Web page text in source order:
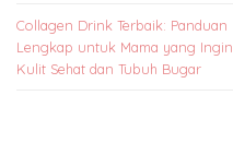
Collagen Drink Terbaik: Panduan
Lengkap untuk Mama yang Ingin
Kulit Sehat dan Tubuh Bugar